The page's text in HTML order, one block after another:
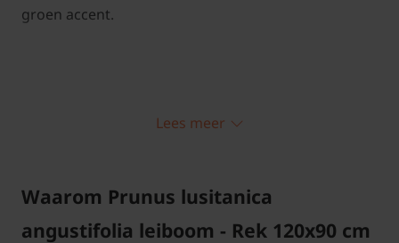
groen accent.
Standplaats Lei-Prunus lusitanica
Plant de Lei-Prunus lusitanica 'Angustifolia' op een
zonnige of halfschaduwrijke plaats. Zorg dat de
Lees meer
Waarom Prunus lusitanica
angustifolia leiboom - Rek 120x90 cm